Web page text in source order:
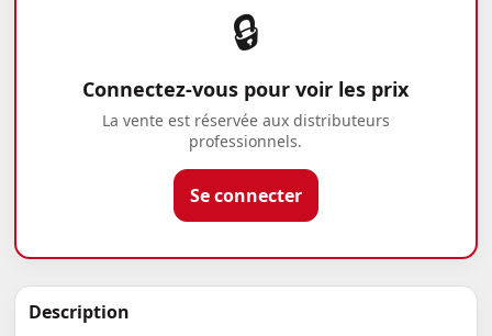
🔒
Connectez-vous pour voir les prix
La vente est réservée aux distributeurs
professionnels.
Se connecter
Description